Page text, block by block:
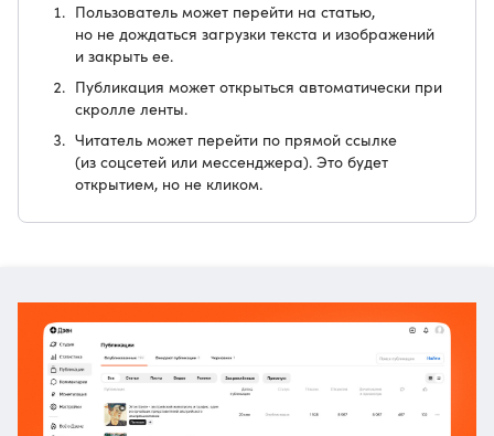
Пользователь может перейти на статью,
но не дождаться загрузки текста и изображений
и закрыть ее.
Публикация может открыться автоматически при
скролле ленты.
Читатель может перейти по прямой ссылке
(из соцсетей или мессенджера). Это будет
открытием, но не кликом.